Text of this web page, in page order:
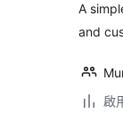
A
and
啟